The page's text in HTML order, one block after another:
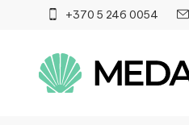
+370 5 246 0054